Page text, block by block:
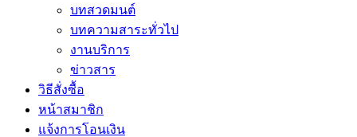
บทสวดมนต์
บทความสาระทั่วไป
งานบริการ
ข่าวสาร
วิธีสั่งซื้อ
หน้าสมาชิก
แจ้งการโอนเงิน